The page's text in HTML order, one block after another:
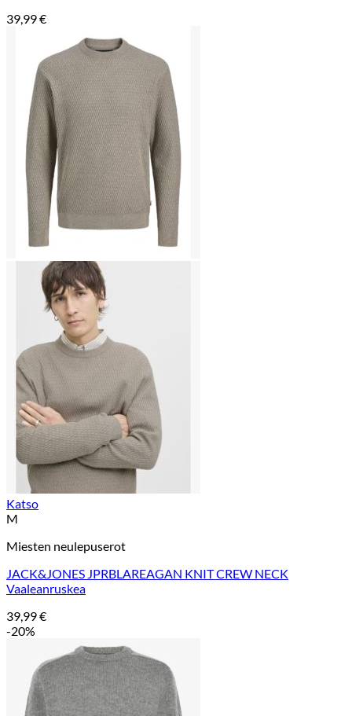
39,99€
Katso
M
Miesten neulepuserot
JACK&JONES JPRBLAREAGAN KNIT CREW NECK
Vaaleanruskea
39,99€
-20%